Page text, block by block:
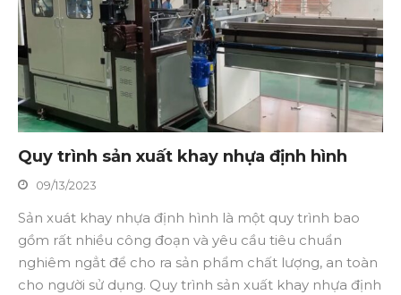
Quy trình sản xuất khay nhựa định hình
09/13/2023
Sản xuát khay nhựa định hình là một quy trình bao
gồm rất nhiều công đoạn và yêu cầu tiêu chuẩn
nghiêm ngẳt để cho ra sản phẩm chất lượng, an toàn
cho người sử dụng. Quy trình sản xuất khay nhựa định